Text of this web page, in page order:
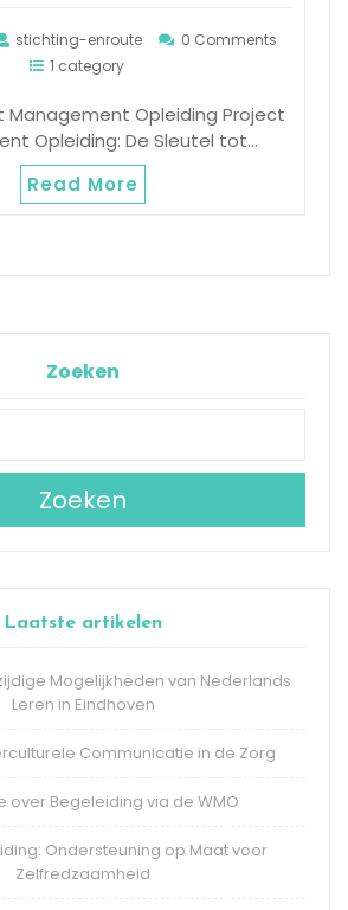
stichting-enroute
0 Comments
1 category
Management Opleiding Project
Opleiding: De Sleutel tot…
Read More
Zoeken
Zoeken
Laatste artikelen
Mogelijkheden van Nederlands
Leren in Eindhoven
Communicatie in de Zorg
over Begeleiding via de WMO
Ondersteuning op Maat voor
Zelfredzaamheid